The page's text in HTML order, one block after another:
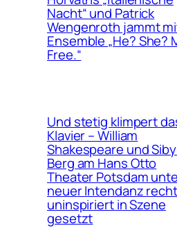
Nacht“ und Patrick
Wengenroth jammt
Ensemble „He? She?
Free.“
Und stetig klimpert
Klavier – William
Shakespeare und
Berg am Hans Otto
Theater Potsdam
neuer Intendanz recht
uninspiriert in Szene
gesetzt